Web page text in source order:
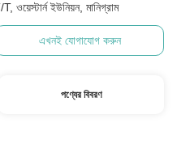
ইউনিয়ন, মানিগ্রাম
এখনই যোগাযোগ করুন
পণ্যের বিবরণ